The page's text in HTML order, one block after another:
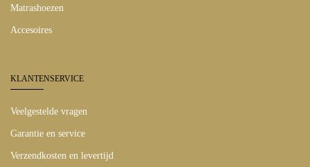
Matrashoezen
Accesoires
KLANTENSERVICE
Veelgestelde vragen
Garantie en service
Verzendkosten en levertijd